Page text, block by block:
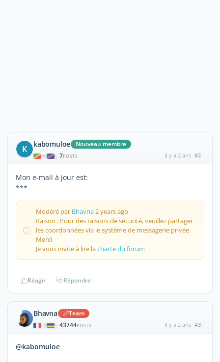
K kabomuloe Nouveau membre
| 7POSTS il y a 2 ans #2
Mon e-mail à jour est:
***
Modéré par Bhavna2 years ago
Raison : Pour des raisons de sécurité, veuillez partager
les coordonnées via le système de messagerie privée.
Merci
Je vous invite à lire lacharte du forum
Réagir Répondre
Bhavna Team
| 43744POSTS il y a 2 ans #3
@kabomuloe